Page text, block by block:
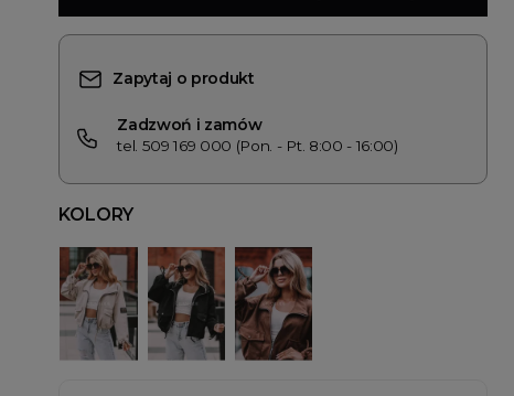
Zapytaj o produkt
Zadzwoń i zamów
tel. 509 169 000 (Pon. - Pt. 8:00 - 16:00)
KOLORY